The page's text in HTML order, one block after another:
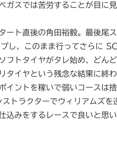
ガスでは苦労することが目に
ート直後の角田裕毅。最後尾
し、このまま行ってさらに
トタイヤがタレ始め、どん
タイヤという残念な結果に終
ントを稼いで弱いコースは
トラクターでウィリアムズを
込みをするレースで良いと思